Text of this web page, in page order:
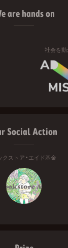
are hands on
社会を
Social Action
クストア・エイド基金